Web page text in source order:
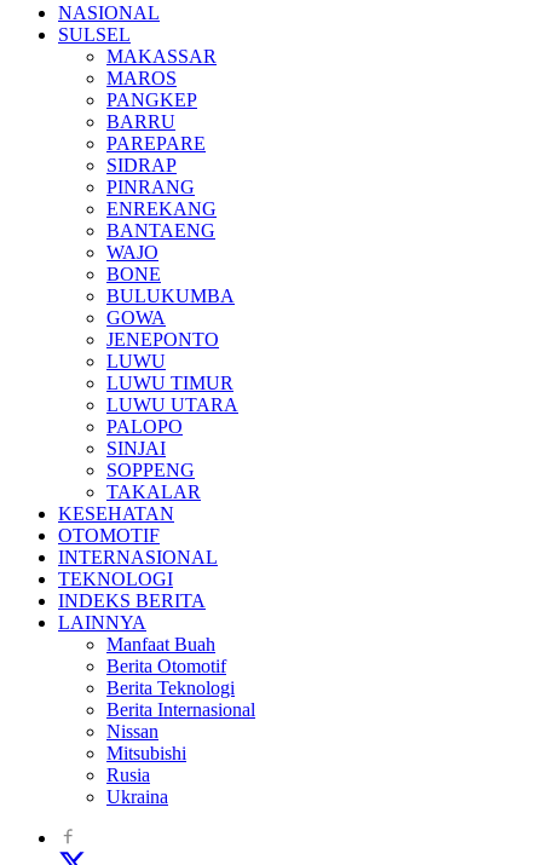
NASIONAL
SULSEL
MAKASSAR
MAROS
PANGKEP
BARRU
PAREPARE
SIDRAP
PINRANG
ENREKANG
BANTAENG
WAJO
BONE
BULUKUMBA
GOWA
JENEPONTO
LUWU
LUWU TIMUR
LUWU UTARA
PALOPO
SINJAI
SOPPENG
TAKALAR
KESEHATAN
OTOMOTIF
INTERNASIONAL
TEKNOLOGI
INDEKS BERITA
LAINNYA
Manfaat Buah
Berita Otomotif
Berita Teknologi
Berita Internasional
Nissan
Mitsubishi
Rusia
Ukraina